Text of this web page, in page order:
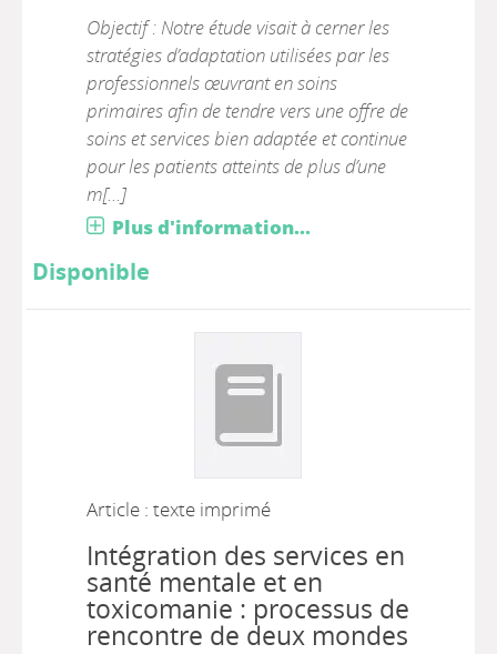
Objectif : Notre étude visait à cerner les
stratégies d’adaptation utilisées par les
professionnels œuvrant en soins
primaires afin de tendre vers une offre de
soins et services bien adaptée et continue
pour les patients atteints de plus d’une
m[...]
Plus d'information...
Disponible
Article : texte imprimé
Intégration des services en
santé mentale et en
toxicomanie : processus de
rencontre de deux mondes